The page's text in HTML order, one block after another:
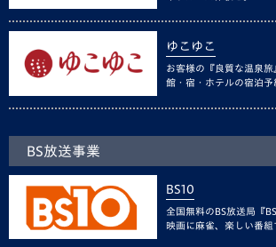
ゆこゆこ
お客様の『良質な温泉
館・宿・ホテルの宿泊予
BS放送事業
BS10
全国無料のBS放送局『
映画に麻雀、楽しい番組